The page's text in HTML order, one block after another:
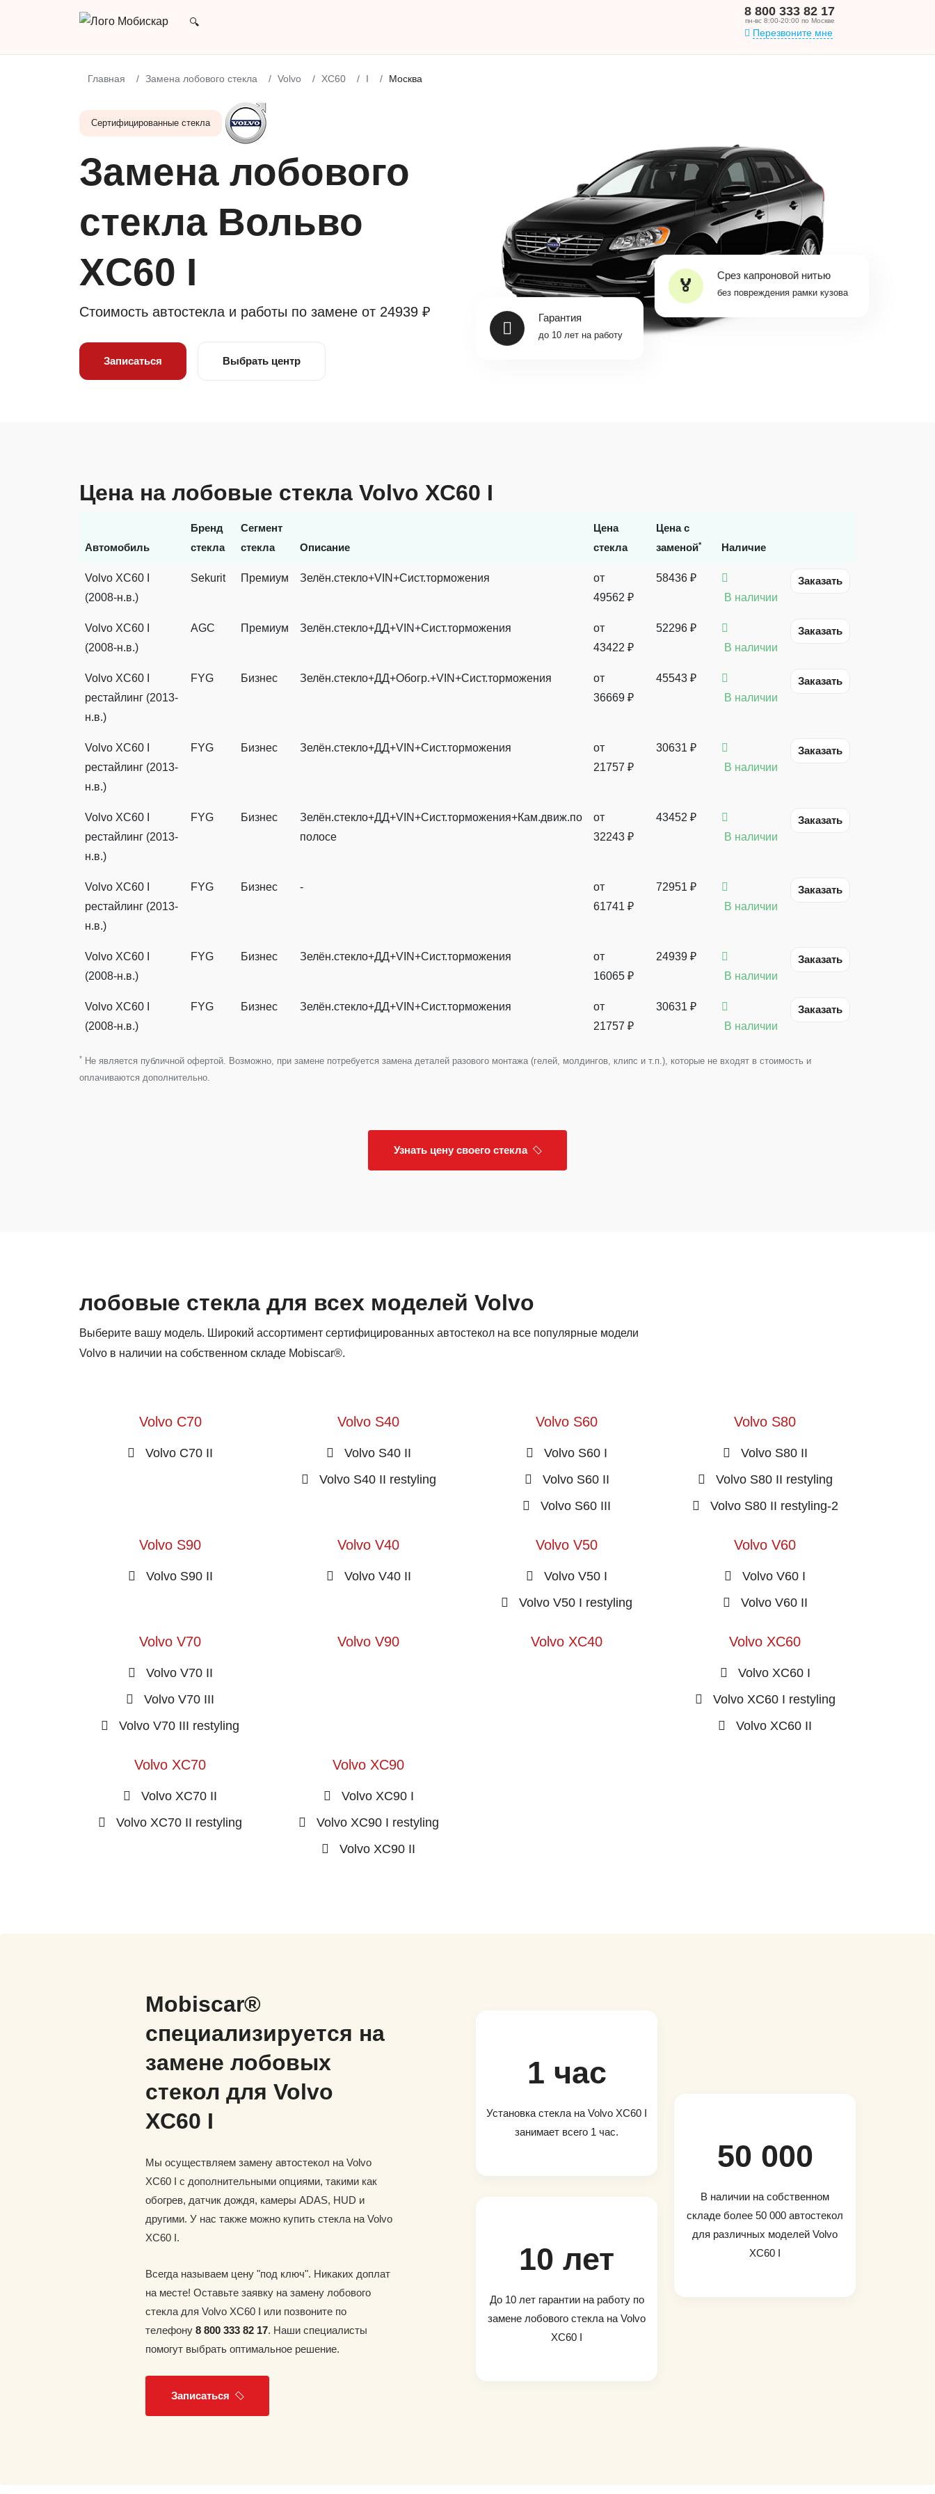
8 800 333 82 17
пн-вс 8:00-20:00 по Москве
Перезвоните мне
Главная Замена лобового стекла Volvo XC60 I Москва
Сертифицированные стекла
Замена лобового
стекла Вольво
XC60 I
Стоимость автостекла и работы по замене от 24939 ₽
Записаться Выбрать центр
Срез капроновой нитью
без повреждения рамки кузова
Гарантия
до 10 лет на работу
Цена на лобовые стекла Volvo XC60 I
Автомобиль
Бренд
стекла
Сегмент
стекла
Описание
Цена
стекла
Цена с
заменой* Наличие
Volvo XC60 I
(2008-н.в.)
Sekurit Премиум Зелён.стекло+VIN+Сист.торможения
от
49562 ₽
58436 ₽
В наличии
Заказать
Volvo XC60 I
(2008-н.в.)
AGC Премиум Зелён.стекло+ДД+VIN+Сист.торможения
от
43422 ₽
52296 ₽
В наличии
Заказать
Volvo XC60 I
рестайлинг (2013-
н.в.)
FYG Бизнес Зелён.стекло+ДД+Обогр.+VIN+Сист.торможения
от
36669 ₽
45543 ₽
В наличии
Заказать
Volvo XC60 I
рестайлинг (2013-
н.в.)
FYG Бизнес Зелён.стекло+ДД+VIN+Сист.торможения
от
21757 ₽
30631 ₽
В наличии
Заказать
Volvo XC60 I
рестайлинг (2013-
н.в.)
FYG Бизнес
Зелён.стекло+ДД+VIN+Сист.торможения+Кам.движ.по
полосе
от
32243 ₽
43452 ₽
В наличии
Заказать
Volvo XC60 I
рестайлинг (2013-
н.в.)
FYG Бизнес -
от
61741 ₽
72951 ₽
В наличии
Заказать
Volvo XC60 I
(2008-н.в.)
FYG Бизнес Зелён.стекло+ДД+VIN+Сист.торможения
от
16065 ₽
24939 ₽
В наличии
Заказать
Volvo XC60 I
(2008-н.в.)
FYG Бизнес Зелён.стекло+ДД+VIN+Сист.торможения
от
21757 ₽
30631 ₽
В наличии
Заказать
* Не является публичной офертой. Возможно, при замене потребуется замена деталей разового монтажа (гелей, молдингов, клипс и т.п.), которые не входят в стоимость и
оплачиваются дополнительно.
Узнать цену своего стекла
лобовые стекла для всех моделей Volvo
Выберите вашу модель. Широкий ассортимент сертифицированных автостекол на все популярные модели
Volvo в наличии на собственном складе Mobiscar®.
Volvo C70
Volvo C70 II
Volvo S40
Volvo S40 II
Volvo S40 II restyling
Volvo S60
Volvo S60 I
Volvo S60 II
Volvo S60 III
Volvo S80
Volvo S80 II
Volvo S80 II restyling
Volvo S80 II restyling-2
Volvo S90
Volvo S90 II
Volvo V40
Volvo V40 II
Volvo V50
Volvo V50 I
Volvo V50 I restyling
Volvo V60
Volvo V60 I
Volvo V60 II
Volvo V70
Volvo V70 II
Volvo V70 III
Volvo V70 III restyling
Volvo V90 Volvo XC40 Volvo XC60
Volvo XC60 I
Volvo XC60 I restyling
Volvo XC60 II
Volvo XC70
Volvo XC70 II
Volvo XC70 II restyling
Volvo XC90
Volvo XC90 I
Volvo XC90 I restyling
Volvo XC90 II
Mobiscar®
специализируется на
замене лобовых
стекол для Volvo
XC60 I
Мы осуществляем замену автостекол на Volvo
XC60 I с дополнительными опциями, такими как
обогрев, датчик дождя, камеры ADAS, HUD и
другими. У нас также можно купить стекла на Volvo
XC60 I.
Всегда называем цену "под ключ". Никаких доплат
на месте! Оставьте заявку на замену лобового
стекла для Volvo XC60 I или позвоните по
телефону 8 800 333 82 17. Наши специалисты
помогут выбрать оптимальное решение.
Записаться
1 час
Установка стекла на Volvo XC60 I
занимает всего 1 час.
10 лет
До 10 лет гарантии на работу по
замене лобового стекла на Volvo
XC60 I
50 000
В наличии на собственном
складе более 50 000 автостекол
для различных моделей Volvo
XC60 I